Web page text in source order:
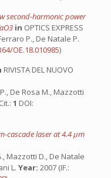
second-harmonic power
in OPTICS EXPRESS
P., De Natale P.
OE.18.010985)
RIVISTA DEL NUOVO
De Rosa M., Mazzotti
Cit.: 1 DOI:
cascade laser at 4.4 μm
Mazzotti D., De Natale
L. Year: 2007 (IF.: